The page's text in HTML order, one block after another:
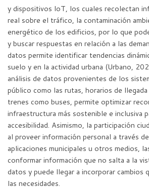
y dispositivos loT, los cuales recolectan
real sobre el tráfico, la contaminación
energético de los edificios, por lo que
y buscar respuestas en relación a las
datos permite identificar tendencias
suelo y en la actividad urbana (Urbano,
análisis de datos provenientes de los
público como las rutas, horarios de
trenes como buses, permite optimizar
infraestructura más sostenible e inclusiva
accesibilidad. Asimismo, la participación
al proveer información personal a través
aplicaciones municipales u otros medios,
conformar información que no salta a la
datos y puede llegar a incorporar cambios
las necesidades.